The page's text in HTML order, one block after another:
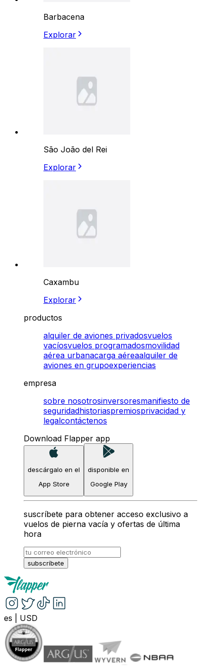
Barbacena
Explorar
São João del Rei
Explorar
Caxambu
Explorar
productos
alquiler de aviones privadosvuelos
vacíosvuelos programadosmovilidad
aérea urbanacarga aéreaalquiler de
aviones en grupoexperiencias
empresa
sobre nosotrosinversoresmanifiesto de
seguridadhistoriaspremiosprivacidad y
legalcontáctenos
Download Flapper app
descárgalo en el
App Store
disponible en
Google Play
suscríbete para obtener acceso exclusivo a
vuelos de pierna vacía y ofertas de última
hora
subscríbete
es USD